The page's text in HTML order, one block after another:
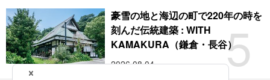
5
豪雪の地と海辺の町で220年の時を
刻んだ伝統建築 : WITH
KAMAKURA（鎌倉・長谷）
2026.08.04